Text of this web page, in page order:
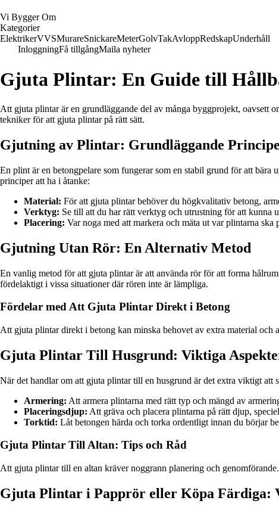
Vi Bygger Om
Kategorier
ElektrikerVVSMurareSnickareMeterGolvTakAvloppRedskapUnderhåll
InloggningFå tillgångMaila nyheter
Gjuta Plintar: En Guide till
Att gjuta plintar är en grundläggande del av många byggprojekt, oavsett
tekniker för att gjuta plintar på rätt sätt.
Gjutning av Plintar: Grundläggande
En plint är en betongpelare som fungerar som en stabil grund för att
principer att ha i åtanke:
Material: För att gjuta plintar behöver du högkvalitativ betong,
Verktyg: Se till att du har rätt verktyg och utrustning för att kunna
Placering: Var noga med att markera och mäta ut var plintarna
Gjutning Utan Rör: En Alternativ Metod
En vanlig metod för att gjuta plintar är att använda rör för att forma
fördelaktigt i vissa situationer där rören inte är lämpliga.
Fördelar med Att Gjuta Plintar Direkt i Betong
Att gjuta plintar direkt i betong kan minska behovet av extra material och
Gjuta Plintar Till Husgrund: Viktiga
När det handlar om att gjuta plintar till en husgrund är det extra viktigt att
Armering: Att armera plintarna med rätt typ och mängd av
Placeringsdjup: Att gräva och placera plintarna på rätt djup,
Torktid: Låt betongen härda och torka ordentligt innan du börjar
Gjuta Plintar Till Altan: Tips och Råd
Att gjuta plintar till en altan kräver noggrann planering och
Gjuta Plintar i Papprör eller Köpa Färdiga: